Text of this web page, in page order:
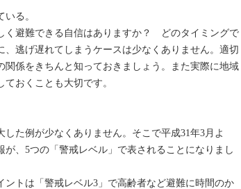
る。
く避難できる自信はありますか？ どのタイミングで
逃げ遅れてしまうケースは少なくありません。適切
係をきちんと知っておきましょう。
また実際に地域
おくことも大切です。
た例が少なくありません。そこで平成31年3月よ
、5つの「警戒レベル」で表されることになりまし
トは「警戒レベル3」で高齢者など避難に時間のか